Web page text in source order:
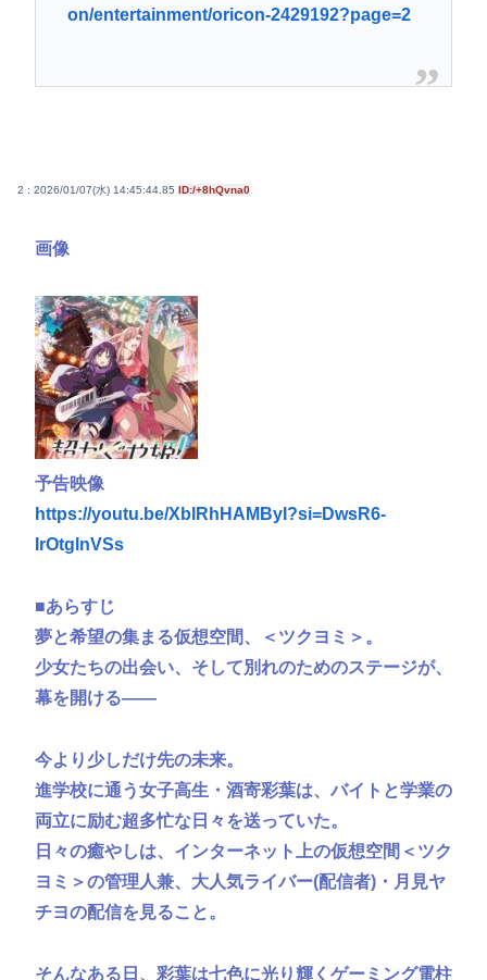
on/entertainment/oricon-2429192?page=2
2 : 2026/01/07(水) 14:45:44.85 ID:/+8hQvna0
画像
予告映像
https://youtu.be/XbIRhHAMByI?si=DwsR6-
IrOtglnVSs
■あらすじ
夢と希望の集まる仮想空間、＜ツクヨミ＞。
少女たちの出会い、そして別れのためのステージが、
幕を開ける——
今より少しだけ先の未来。
進学校に通う女子高生・酒寄彩葉は、バイトと学業の
両立に励む超多忙な日々を送っていた。
日々の癒やしは、インターネット上の仮想空間＜ツク
ヨミ＞の管理人兼、大人気ライバー(配信者)・月見ヤ
チヨの配信を見ること。
そんなある日、彩葉は七色に光り輝くゲーミング電柱